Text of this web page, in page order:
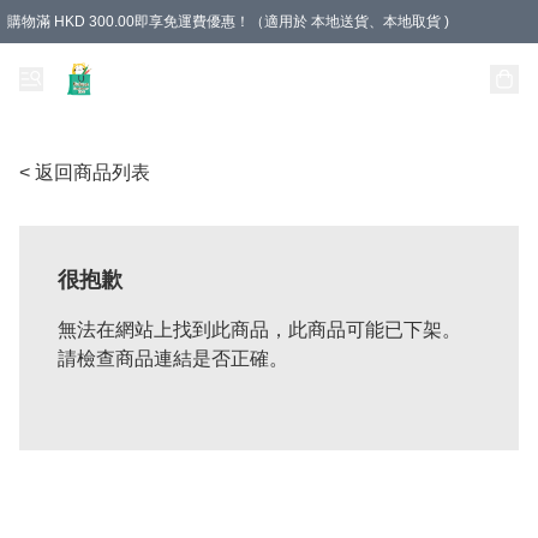
購物滿 HKD 300.00即享免運費優惠！（適用於 本地送貨、本地取貨 )
< 返回商品列表
很抱歉
無法在網站上找到此商品，此商品可能已下架。
請檢查商品連結是否正確。